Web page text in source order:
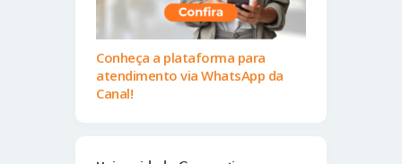
Conheça a plataforma para
atendimento via WhatsApp da
Canal!